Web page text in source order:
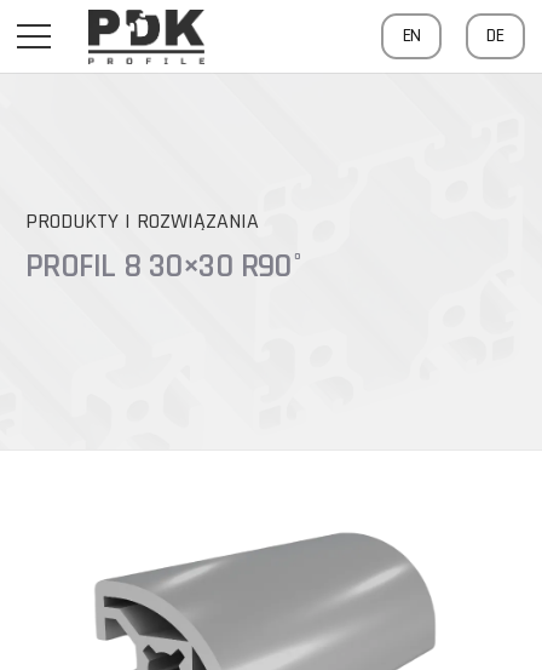
EN DE
PRODUKTY I ROZWIĄZANIA
PROFIL 8 30×30 R90°